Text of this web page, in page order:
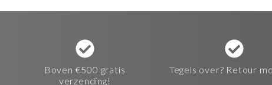
Boven €500 gratis
verzending!
Tegels over? Retour